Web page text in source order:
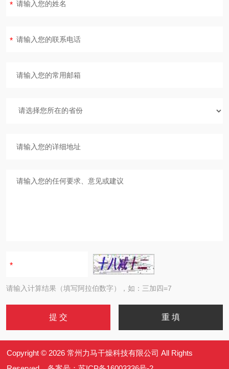
请输入计算结果（填写阿拉伯数字），如：三加四=7
Copyright © 2026 常州力马干燥科技有限公司 All Rights